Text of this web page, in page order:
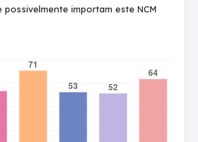
possivelmente importam este NCM